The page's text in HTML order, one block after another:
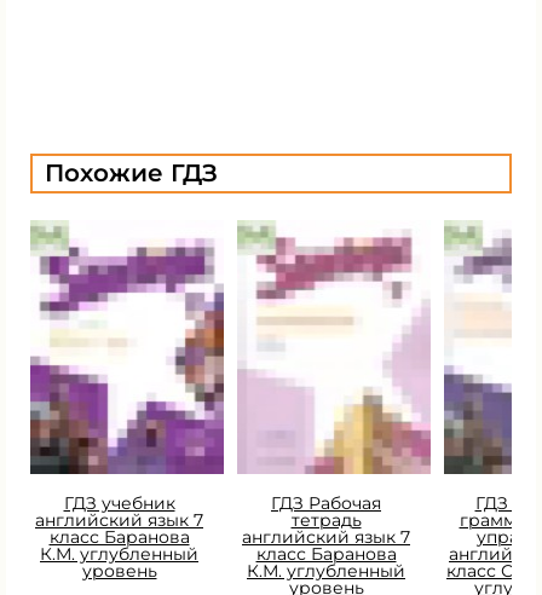
Похожие ГДЗ
ГДЗ учебник
английский язык 7
класс Баранова
К.М. углубленный
уровень
ГДЗ Рабочая
тетрадь
английский язык 7
класс Баранова
К.М. углубленный
уровень
ГДЗ
класс